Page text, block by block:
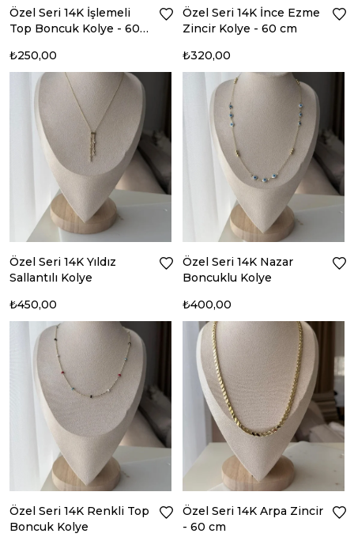
Özel Seri 14K İşlemeli
Top Boncuk Kolye - 60
₺250,00
Özel Seri 14K İnce Ezme
Zincir Kolye - 60 cm
₺320,00
Özel Seri 14K Yıldız
Sallantılı Kolye
₺450,00
Özel Seri 14K Nazar
Boncuklu Kolye
₺400,00
Özel Seri 14K Renkli Top
Boncuk Kolye
Özel Seri 14K Arpa Zincir
- 60 cm